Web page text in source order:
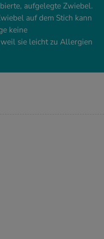
aufgelegte Zwiebel.
auf dem Stich kann
keine
sie leicht zu Allergien